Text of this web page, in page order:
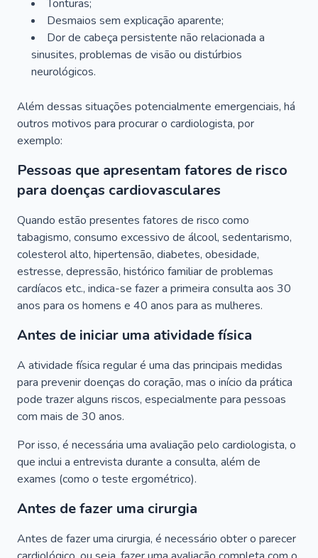
Tonturas;
Desmaios sem explicação aparente;
Dor de cabeça persistente não relacionada a
sinusites, problemas de visão ou distúrbios
neurológicos.
Além dessas situações potencialmente emergenciais, há
outros motivos para procurar o cardiologista, por
exemplo:
Pessoas que apresentam fatores de risco
para doenças cardiovasculares
Quando estão presentes fatores de risco como
tabagismo, consumo excessivo de álcool, sedentarismo,
colesterol alto, hipertensão, diabetes, obesidade,
estresse, depressão, histórico familiar de problemas
cardíacos etc., indica-se fazer a primeira consulta aos 30
anos para os homens e 40 anos para as mulheres.
Antes de iniciar uma atividade física
A atividade física regular é uma das principais medidas
para prevenir doenças do coração, mas o início da prática
pode trazer alguns riscos, especialmente para pessoas
com mais de 30 anos.
Por isso, é necessária uma avaliação pelo cardiologista, o
que inclui a entrevista durante a consulta, além de
exames (como o teste ergométrico).
Antes de fazer uma cirurgia
Antes de fazer uma cirurgia, é necessário obter o parecer